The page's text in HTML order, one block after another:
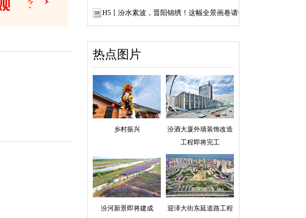
H5丨汾水素波，晋阳锦绣！这幅全景画卷请收好
热点图片
乡村振兴
汾酒大厦外墙装饰改造
工程即将完工
汾河新景即将建成 迎泽大街东延道路工程